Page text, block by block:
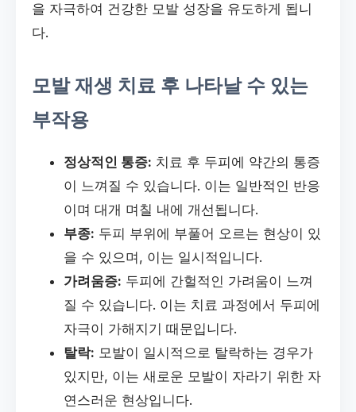
을 자극하여 건강한 모발 성장을 유도하게 됩니
다.
모발 재생 치료 후 나타날 수 있는
부작용
정상적인 통증: 치료 후 두피에 약간의 통증
이 느껴질 수 있습니다. 이는 일반적인 반응
이며 대개 며칠 내에 개선됩니다.
부종: 두피 부위에 부풀어 오르는 현상이 있
을 수 있으며, 이는 일시적입니다.
가려움증: 두피에 간헐적인 가려움이 느껴
질 수 있습니다. 이는 치료 과정에서 두피에
자극이 가해지기 때문입니다.
탈락: 모발이 일시적으로 탈락하는 경우가
있지만, 이는 새로운 모발이 자라기 위한 자
연스러운 현상입니다.